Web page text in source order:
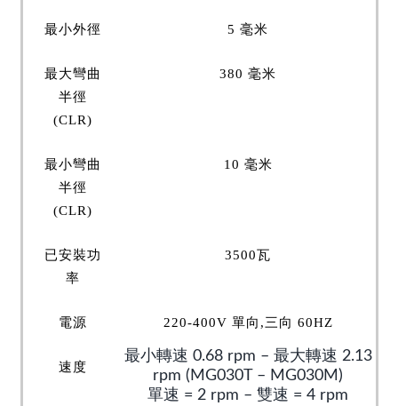
最小外徑 5 毫米
最大彎曲
半徑
(CLR)
380 毫米
最小彎曲
半徑
(CLR)
10 毫米
已安裝功
率
3500瓦
電源 220-400V 單向,三向 60HZ
速度
最小轉速 0.68 rpm – 最大轉速 2.13
rpm (MG030T – MG030M)
單速 = 2 rpm – 雙速 = 4 rpm